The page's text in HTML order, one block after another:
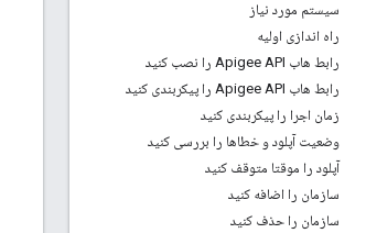
سیستم مورد نیاز
راه اندازی اولیه
رابط هاب Apigee API را نصب کنید
رابط هاب Apigee API را پیکربندی کنید
زمان اجرا را پیکربندی کنید
وضعیت آپلود و خطاها را بررسی کنید
آپلود را موقتا متوقف کنید
سازمان را اضافه کنید
سازمان را حذف کنید